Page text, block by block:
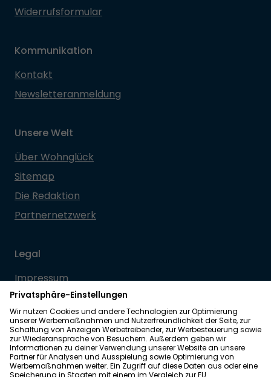
Widerrufsformular
Kommunikation
Kontakt
Newsletteranmeldung
Unsere Welt
Über Wohnglück
Sitemap
Die Redaktion
Partnernetzwerk
Legal
Impressum
Datenschutz
Allgemeine Geschäftsbedingungen
Barrierefreiheit